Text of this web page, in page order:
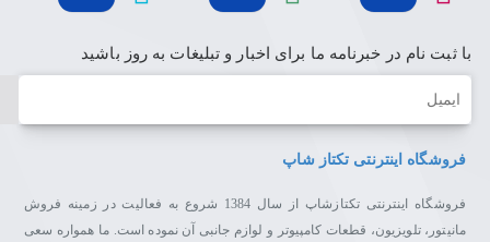
با ثبت نام در خبرنامه ما برای اخبار و تبلیغات به روز باشید
ایمیل
فروشگاه اینترنتی تکتاز شاپ
فروشگاه اینترنتی تکتازشاپ از سال 1384 شروع به فعالیت در زمینه فروش
مانیتور، تلویزیون، قطعات کامپیوتر و لوازم جانبی آن نموده است. ما همواره سعی